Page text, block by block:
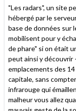
"Les radars", un site
hébergé par le
base de données sur
mobilisent pour y
de phare" si on était
peut ainsi y découvrir
emplacements des
capitale, sans
infrarouge qui
malheur vous allez